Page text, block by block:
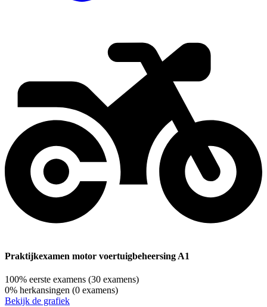
Praktijkexamen motor voertuigbeheersing A1
100% eerste examens (30 examens)
0% herkansingen (0 examens)
Bekijk de grafiek